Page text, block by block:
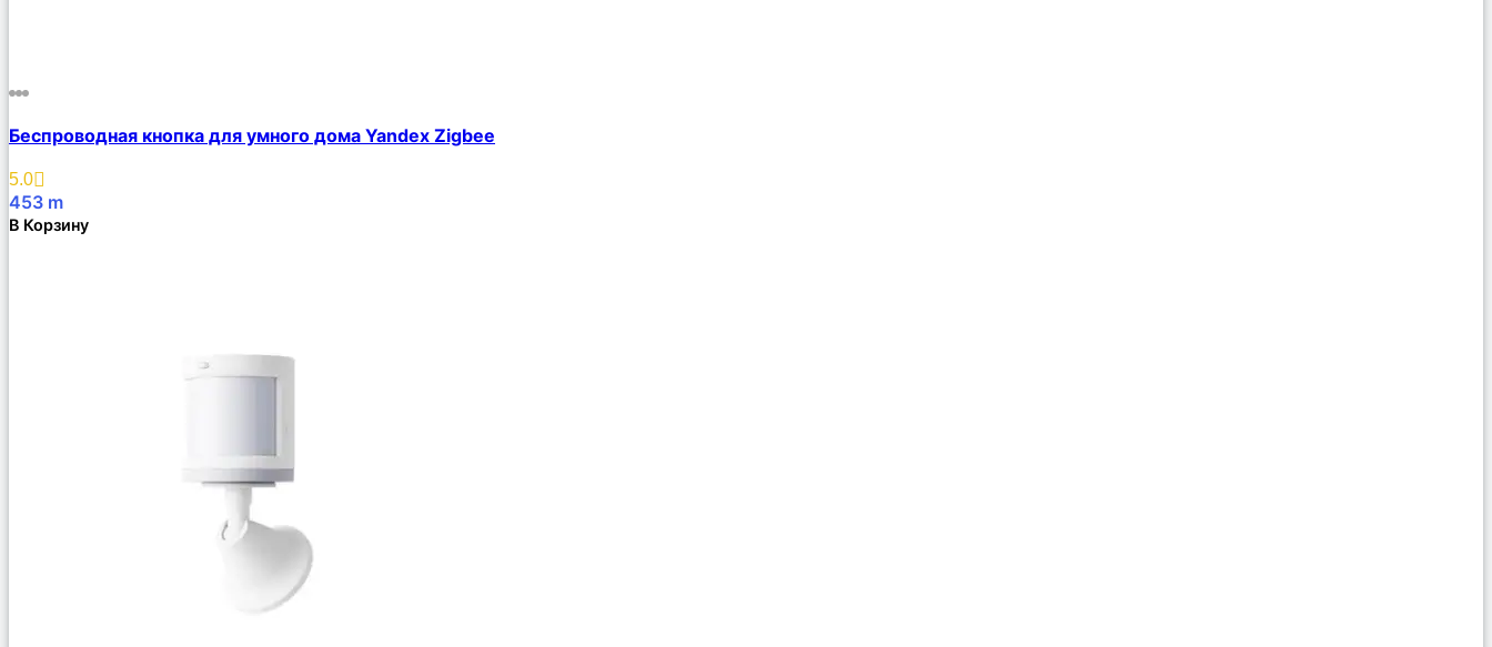
Беспроводная кнопка для умного дома Yandex Zigbee
5.0
453 m
В Корзину